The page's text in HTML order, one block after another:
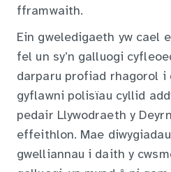
fframwaith.
Ein gweledigaeth yw cael
fel un sy’n galluogi
darparu profiad rhagorol i
gyflawni polisïau cyllid
pedair Llywodraeth y
effeithlon. Mae
gwelliannau i daith y